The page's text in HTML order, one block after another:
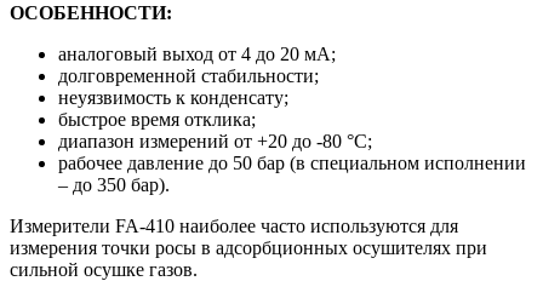
ОСОБЕННОСТИ:
аналоговый выход от 4 до 20 мА;
долговременной стабильности;
неуязвимость к конденсату;
быстрое время отклика;
диапазон измерений от +20 до -80 °C;
рабочее давление до 50 бар (в специальном исполнении
– до 350 бар).
Измерители FA-410 наиболее часто используются для
измерения точки росы в адсорбционных осушителях при
сильной осушке газов.